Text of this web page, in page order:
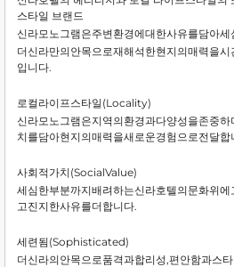
스타일 브랜드
신라모노그램은주변환경에대한사유를담아
더신라만의안목으로재해석한현지의매력을
입니다.
로컬라이프스타일(Locality)
신라모노그램은지역의환경과다양성을존중
치를담아현지의매력을새로운경험으로전달합
사회적가치(SocialValue)
세심한부분까지배려하는신라호텔의문화위
고진지한사유를더합니다.
세련됨(Sophisticated)
더신라의안목으로품격과합리성,편안함과스